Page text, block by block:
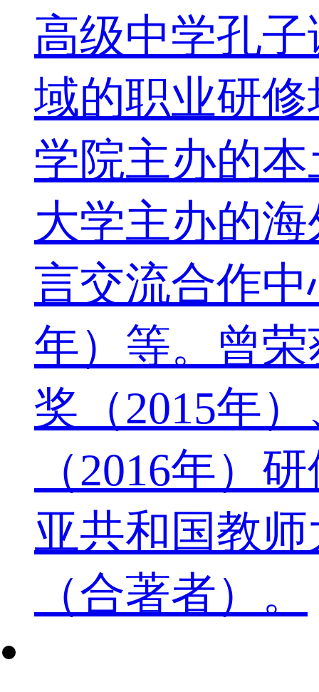
高级中学孔
域的职业研
学院主办的
大学主办的
言交流合作
年）等。曾
奖（2015年
（2016年）
亚共和国教
（合著者）。